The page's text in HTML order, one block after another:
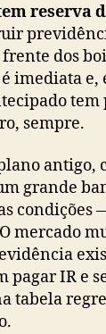
reserva
dos
imediata e,
sempre.
antigo,
grande
condições
mercado
pagar IR e
tabela